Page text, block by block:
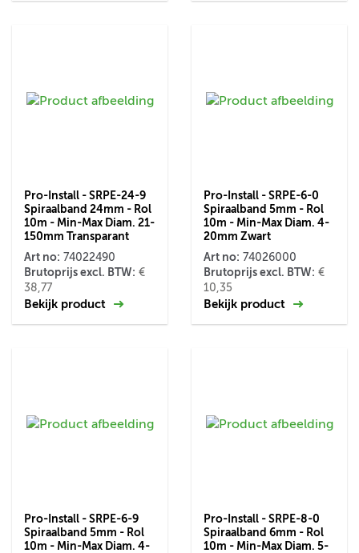
Pro-Install - SRPE-24-9
Spiraalband 24mm - Rol
10m - Min-Max Diam. 21-
150mm Transparant
Art no: 74022490
Brutoprijs excl. BTW: €
38,77
Bekijk product
Pro-Install - SRPE-6-0
Spiraalband 5mm - Rol
10m - Min-Max Diam. 4-
20mm Zwart
Art no: 74026000
Brutoprijs excl. BTW: €
10,35
Bekijk product
Pro-Install - SRPE-6-9
Spiraalband 5mm - Rol
10m - Min-Max Diam. 4-
Pro-Install - SRPE-8-0
Spiraalband 6mm - Rol
10m - Min-Max Diam. 5-